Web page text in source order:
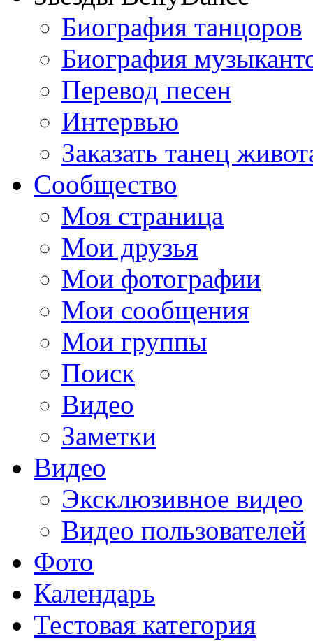
Биография танцоров
Биография
Перевод песен
Интервью
Заказать танец
Сообщество
Моя страница
Мои друзья
Мои фотографии
Мои сообщения
Мои группы
Поиск
Видео
Заметки
Видео
Эксклюзивное видео
Видео пользователей
Фото
Календарь
Тестовая категория